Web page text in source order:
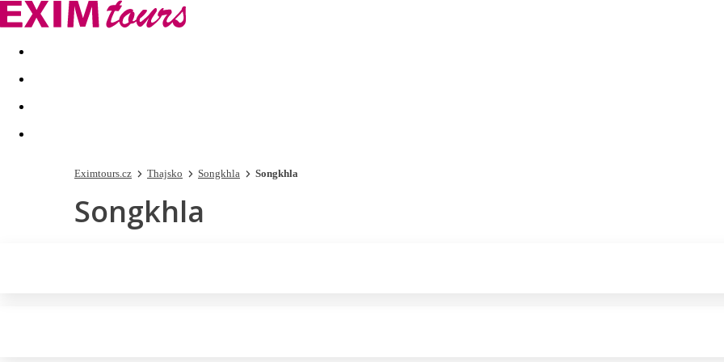
Akční nabídky Last minute
Eximtours.cz Thajsko Songkhla Songkhla
Songkhla